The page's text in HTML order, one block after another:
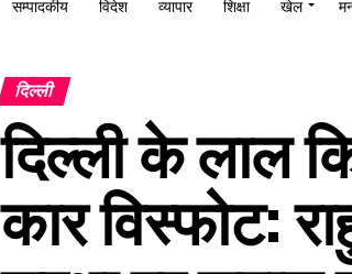
सम्पादकीय विदेश व्यापार शिक्षा खेल
दिल्ली
दिल्ली के लाल
कार विस्फोट: